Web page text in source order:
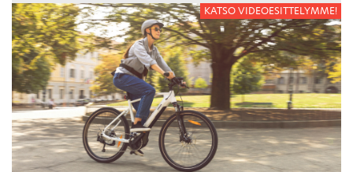
KATSO VIDEOESITTELYMME!